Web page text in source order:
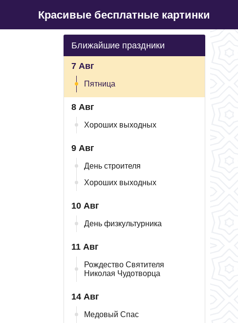
Красивые бесплатные картинки
Ближайшие праздники
7 Авг
Пятница
8 Авг
Хороших выходных
9 Авг
День строителя
Хороших выходных
10 Авг
День физкультурника
11 Авг
Рождество Святителя
Николая Чудотворца
14 Авг
Медовый Спас